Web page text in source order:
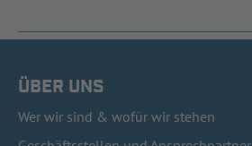
ÜBER UNS
Wer wir sind & wofür wir stehen